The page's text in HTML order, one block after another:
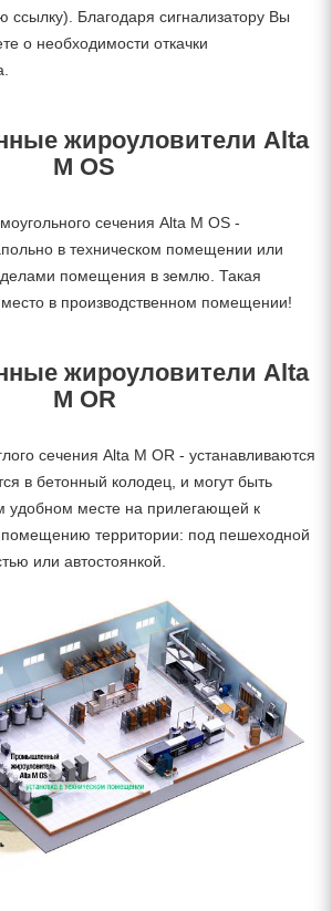
ссылку). Благодаря сигнализатору Вы
о необходимости откачки
жироуловители Alta
M OS
сечения Alta M OS -
в техническом помещении или
помещения в землю. Такая
место в производственном помещении!
жироуловители Alta
M OR
сечения Alta M OR - устанавливаются
в бетонный колодец, и могут быть
месте на прилегающей к
помещению территории: под пешеходной
или автостоянкой.